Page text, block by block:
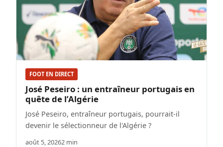
FOOT EN DIRECT
José Peseiro : un entraîneur portugais en
quête de l’Algérie
José Peseiro, entraîneur portugais, pourrait-il
devenir le sélectionneur de l'Algérie ?
août 5, 20262 min